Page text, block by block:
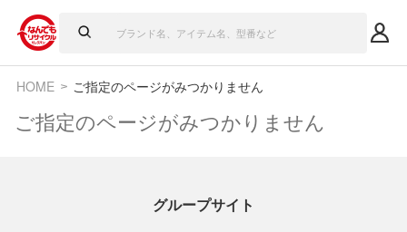
HOME ご指定のページがみつかりません
ご指定のページがみつかりません
グループサイト